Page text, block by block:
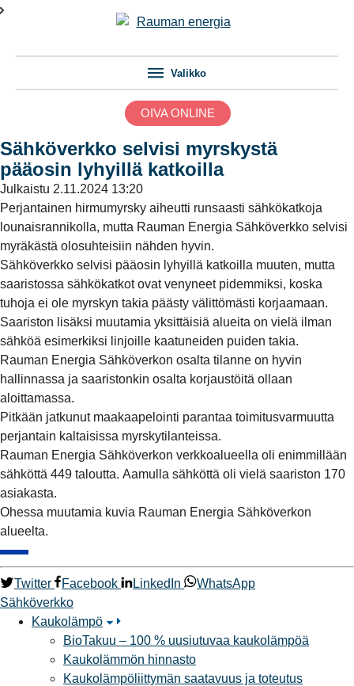
Valikko
OIVA ONLINE
Sähköverkko selvisi myrskystä
pääosin lyhyillä katkoilla
Julkaistu 2.11.2024 13:20
Perjantainen hirmumyrsky aiheutti runsaasti sähkökatkoja
lounaisrannikolla, mutta Rauman Energia Sähköverkko selvisi
myräkästä olosuhteisiin nähden hyvin.
Sähköverkko selvisi pääosin lyhyillä katkoilla muuten, mutta
saaristossa sähkökatkot ovat venyneet pidemmiksi, koska
tuhoja ei ole myrskyn takia päästy välittömästi korjaamaan.
Saariston lisäksi muutamia yksittäisiä alueita on vielä ilman
sähköä esimerkiksi linjoille kaatuneiden puiden takia.
Rauman Energia Sähköverkon osalta tilanne on hyvin
hallinnassa ja saaristonkin osalta korjaustöitä ollaan
aloittamassa.
Pitkään jatkunut maakaapelointi parantaa toimitusvarmuutta
perjantain kaltaisissa myrskytilanteissa.
Rauman Energia Sähköverkon verkkoalueella oli enimmillään
sähköttä 449 taloutta. Aamulla sähköttä oli vielä saariston 170
asiakasta.
Ohessa muutamia kuvia Rauman Energia Sähköverkon
alueelta.
Twitter Facebook LinkedIn
WhatsApp
Sähköverkko
Kaukolämpö
BioTakuu – 100 % uusiutuvaa kaukolämpöä
Kaukolämmön hinnasto
Kaukolämpöliittymän saatavuus ja toteutus